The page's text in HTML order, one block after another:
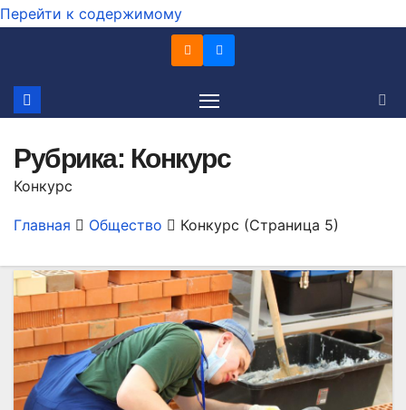
Перейти к содержимому
Рубрика: Конкурс
Конкурс
Главная Общество Конкурс (Страница 5)